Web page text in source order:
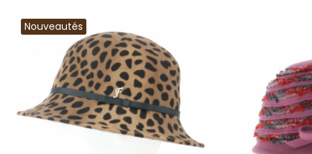
Nouveautés